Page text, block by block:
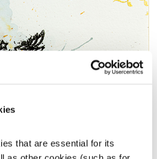
that are essential for its
אלון נוימן